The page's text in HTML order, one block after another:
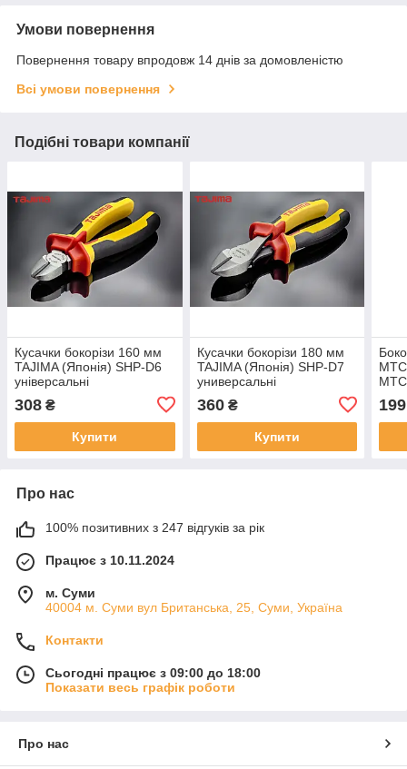
Умови повернення
Повернення товару впродовж 14 днів за домовленістю
Всі умови повернення
Подібні товари компанії
Кусачки бокорізи 160 мм
TAJIMA (Японія) SHP-D6
універсальні
308 ₴
Купити
Кусачки бокорізи 180 мм
TAJIMA (Японія) SHP-D7
универсальні
360₴
Купити
199
Про нас
100% позитивних з 247 відгуків за рік
Працює з 10.11.2024
м. Суми
40004 м. Суми вул Британська, 25, Суми, Україна
Контакти
Сьогодні працює з 09:00 до 18:00
Показати весь графік роботи
Про нас